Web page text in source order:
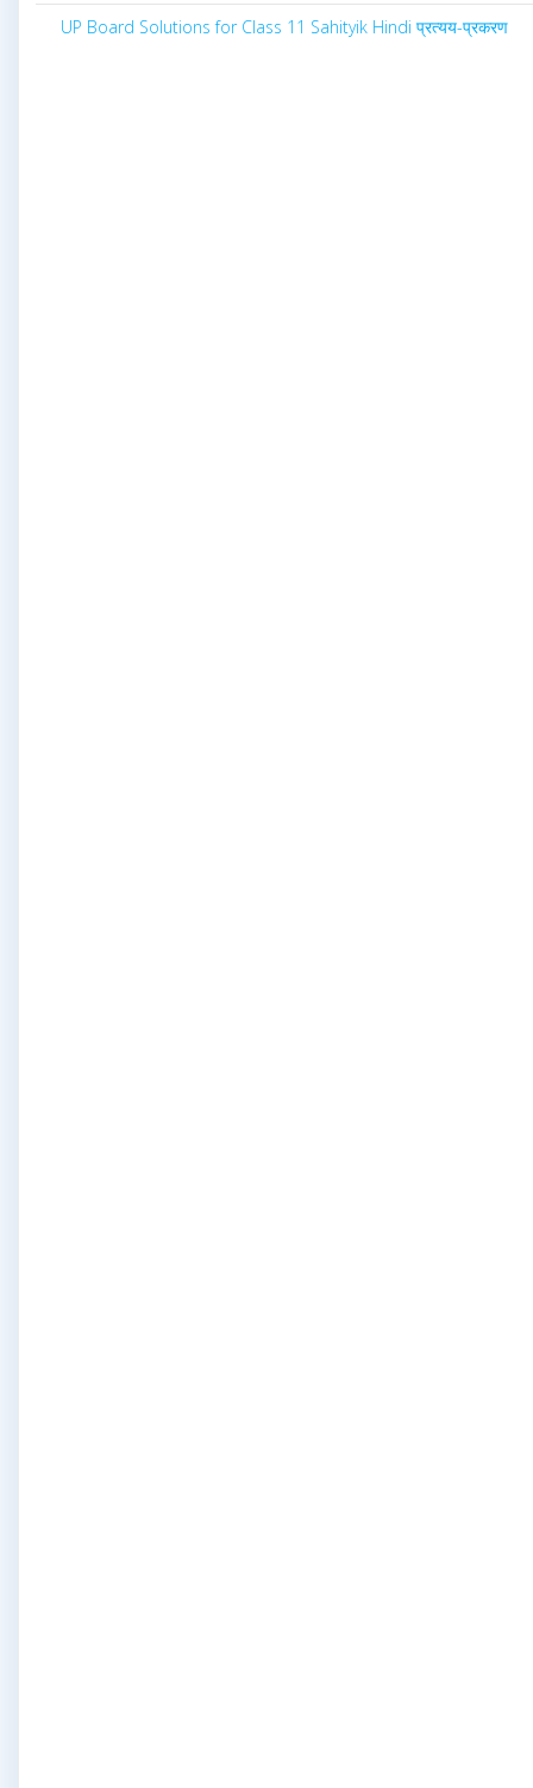
UP Board Solutions for Class 11 Sahityik Hindi प्रत्यय-प्रकरण